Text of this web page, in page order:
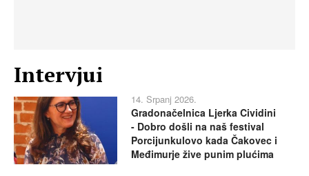
Intervjui
14. Srpanj 2026.
Gradonačelnica Ljerka Cividini
- Dobro došli na naš festival
Porcijunkulovo kada Čakovec i
Međimurje žive punim plućima